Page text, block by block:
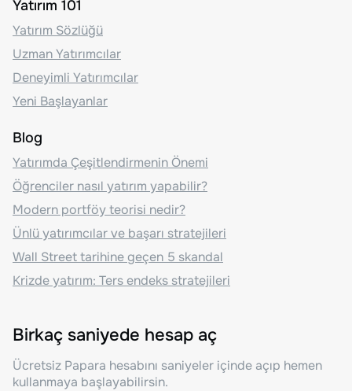
Yatırım 101
Yatırım Sözlüğü
Uzman Yatırımcılar
Deneyimli Yatırımcılar
Yeni Başlayanlar
Blog
Yatırımda Çeşitlendirmenin Önemi
Öğrenciler nasıl yatırım yapabilir?
Modern portföy teorisi nedir?
Ünlü yatırımcılar ve başarı stratejileri
Wall Street tarihine geçen 5 skandal
Krizde yatırım: Ters endeks stratejileri
Birkaç saniyede hesap aç
Ücretsiz Papara hesabını saniyeler içinde açıp hemen
kullanmaya başlayabilirsin.